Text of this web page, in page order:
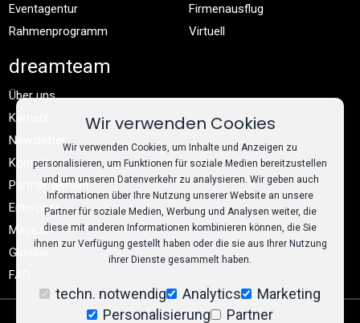
Eventagentur
Rahmenprogramm
Firmenausflug
Virtuell
dreamteam
Über uns
Karriere
Newsletter
Kontakt
Partner werden
Enterprise
Magazin
Glossar
FAQ
Wir verwenden Cookies
Wir verwenden Cookies, um Inhalte und Anzeigen zu
personalisieren, um Funktionen für soziale Medien bereitzustellen
und um unseren Datenverkehr zu analysieren. Wir geben auch
Informationen über Ihre Nutzung unserer Website an unsere
Partner für soziale Medien, Werbung und Analysen weiter, die
diese mit anderen Informationen kombinieren können, die Sie
ihnen zur Verfügung gestellt haben oder die sie aus Ihrer Nutzung
ihrer Dienste gesammelt haben.
techn. notwendig Analytics
Marketing
Personalisierung
Partner